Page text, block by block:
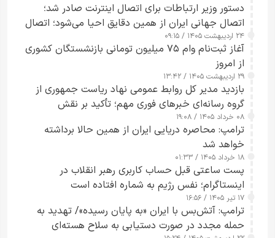
دستور وزیر ارتباطات برای اتصال اینترنت صادر شد؛
اتصال جهانی ایران از همین دقایق احیا می‌شود؛ اتصال
کامل مردم تا ۲۴ ساعت آینده
۲۴ اردیبهشت ۱۴۰۵ / ۰۹:۱۵
آغاز ثبت‌نام وام ۷۵ میلیون تومانی بازنشستگان کشوری
از امروز
۲۹ اردیبهشت ۱۴۰۵ / ۱۳:۴۲
بازدید مدیر کل روابط عمومی نهاد ریاست جمهوری از
گروه رسانه‌ای خبرهای فوری مهم؛ تأکید بر نقش
رسانه‌های هوشمند و مسئول در ارتقای آگاهی عمومی
۰۸ خرداد ۱۴۰۵ / ۱۹:۰۸
ترامپ: محاصره دریایی ایران از همین حالا برداشته
خواهد شد
۱۸ خرداد ۱۴۰۵ / ۰۱:۳۳
پست ساعتی قبل حساب کاربری رهبر انقلاب در
اینستاگرام؛ نفس رژیم به شماره افتاده است​
۱۷ تیر ۱۴۰۵ / ۱۶:۵۶
ترامپ: آتش‌بس با ایران «به پایان رسیده»/ تهدید به
حمله مجدد در صورت دستیابی به سلاح هسته‌ای